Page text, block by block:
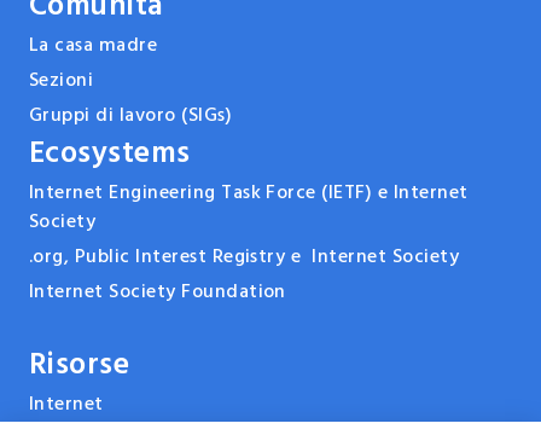
La casa madre
Sezioni
Gruppi di lavoro (SIGs)
Ecosystems
Internet Engineering Task Force (IETF) e Internet
Society
.org, Public Interest Registry e Internet Society
Internet Society Foundation
Risorse
Internet